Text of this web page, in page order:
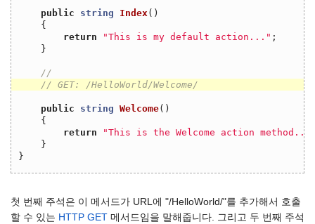
public string Index()
{
return
"This is my default action..." ;
}
//
// GET: /HelloWorld/Welcome/
public string Welcome()
{
return
"This is the Welcome action
}
}
첫 번째 주석은 이 메서드가 URL에 "/HelloWorld/"를 추가해서 호출
할 수 있는 HTTP GET 메서드임을 말해줍니다. 그리고 두 번째 주석